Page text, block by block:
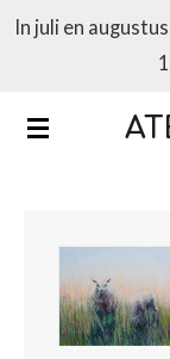
Ga
de
In juli en